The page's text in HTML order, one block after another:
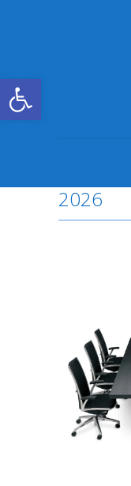
Ανοίξτε τη γραμμή εργαλείων
2026